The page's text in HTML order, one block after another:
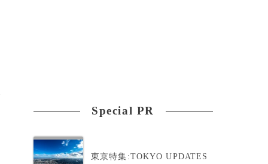
Special PR
東京特集:TOKYO UPDATES